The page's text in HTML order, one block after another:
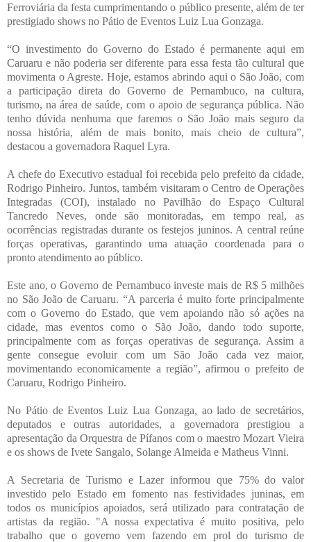
Ferroviária da festa cumprimentando o público presente, além de ter
prestigiado shows no Pátio de Eventos Luiz Lua Gonzaga.
“O investimento do Governo do Estado é permanente aqui em
Caruaru e não poderia ser diferente para essa festa tão cultural que
movimenta o Agreste. Hoje, estamos abrindo aqui o São João, com
a participação direta do Governo de Pernambuco, na cultura,
turismo, na área de saúde, com o apoio de segurança pública. Não
tenho dúvida nenhuma que faremos o São João mais seguro da
nossa história, além de mais bonito, mais cheio de cultura”,
destacou a governadora Raquel Lyra.
A chefe do Executivo estadual foi recebida pelo prefeito da cidade,
Rodrigo Pinheiro. Juntos, também visitaram o Centro de Operações
Integradas (COI), instalado no Pavilhão do Espaço Cultural
Tancredo Neves, onde são monitoradas, em tempo real, as
ocorrências registradas durante os festejos juninos. A central reúne
forças operativas, garantindo uma atuação coordenada para o
pronto atendimento ao público.
Este ano, o Governo de Pernambuco investe mais de R$ 5 milhões
no São João de Caruaru. “A parceria é muito forte principalmente
com o Governo do Estado, que vem apoiando não só ações na
cidade, mas eventos como o São João, dando todo suporte,
principalmente com as forças operativas de segurança. Assim a
gente consegue evoluir com um São João cada vez maior,
movimentando economicamente a região”, afirmou o prefeito de
Caruaru, Rodrigo Pinheiro.
No Pátio de Eventos Luiz Lua Gonzaga, ao lado de secretários,
deputados e outras autoridades, a governadora prestigiou a
apresentação da Orquestra de Pífanos com o maestro Mozart Vieira
e os shows de Ivete Sangalo, Solange Almeida e Matheus Vinni.
A Secretaria de Turismo e Lazer informou que 75% do valor
investido pelo Estado em fomento nas festividades juninas, em
todos os municípios apoiados, será utilizado para contratação de
artistas da região. "A nossa expectativa é muito positiva, pelo
trabalho que o governo vem fazendo em prol do turismo de